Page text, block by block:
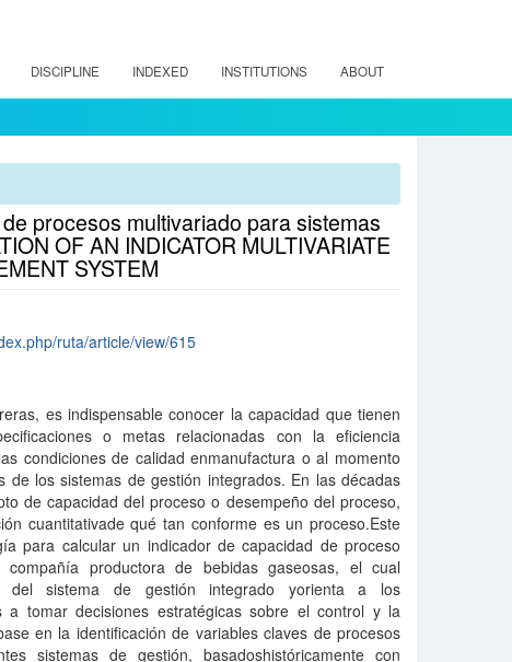
DISCIPLINE INDEXED INSTITUTIONS ABOUT
procesos multivariado para sistemas
OF AN INDICATOR MULTIVARIATE
SYSTEM
ruta/article/view/615
es indispensable conocer la capacidad que tienen
o metas relacionadas con la eficiencia
condiciones de calidad enmanufactura o al momento
de los sistemas de gestión integrados. En las décadas
de capacidad del proceso o desempeño del proceso,
cuantitativade qué tan conforme es un proceso.Este
para calcular un indicador de capacidad de proceso
compañía productora de bebidas gaseosas, el cual
del sistema de gestión integrado yorienta a los
a tomar decisiones estratégicas sobre el control y la
en la identificación de variables claves de procesos
sistemas de gestión, basadoshistóricamente con